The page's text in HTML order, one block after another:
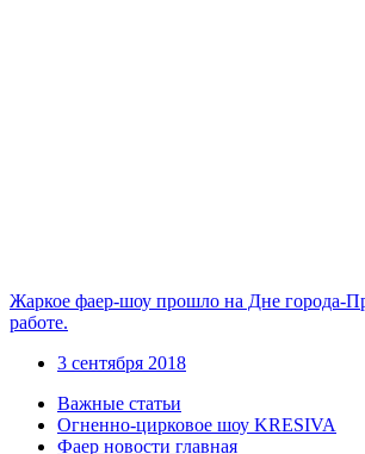
Жаркое фаер-шоу прошло на Дне города-
работе.
3 сентября 2018
Важные статьи
Огненно-цирковое шоу KRESIVA
Фаер новости главная